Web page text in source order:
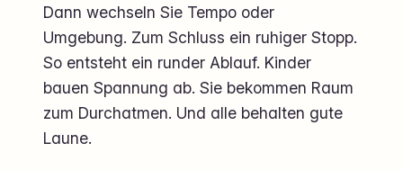
Dann wechseln Sie Tempo oder
Umgebung. Zum Schluss ein ruhiger Stopp.
So entsteht ein runder Ablauf. Kinder
bauen Spannung ab. Sie bekommen Raum
zum Durchatmen. Und alle behalten gute
Laune.